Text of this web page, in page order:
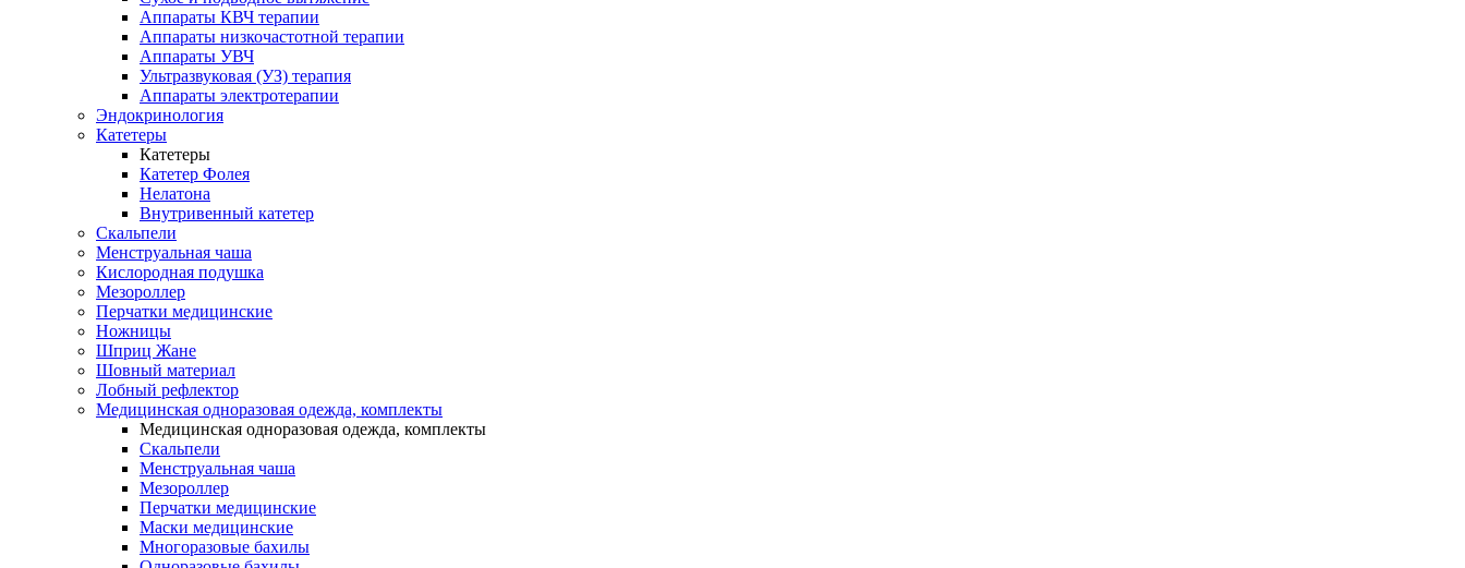
Аппараты КВЧ терапии
Аппараты низкочастотной терапии
Аппараты УВЧ
Ультразвуковая (УЗ) терапия
Аппараты электротерапии
Эндокринология
Катетеры
Катетеры
Катетер Фолея
Нелатона
Внутривенный катетер
Скальпели
Менструальная чаша
Кислородная подушка
Мезороллер
Перчатки медицинские
Ножницы
Шприц Жане
Шовный материал
Лобный рефлектор
Медицинская одноразовая одежда, комплекты
Медицинская одноразовая одежда, комплекты
Скальпели
Менструальная чаша
Мезороллер
Перчатки медицинские
Маски медицинские
Многоразовые бахилы